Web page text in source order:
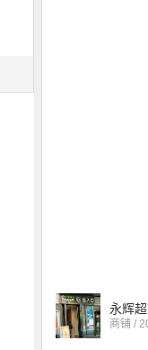
永辉
商铺 /